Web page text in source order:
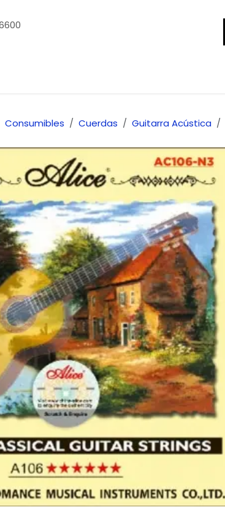
Consumibles Cuerdas Guitarra Acústica